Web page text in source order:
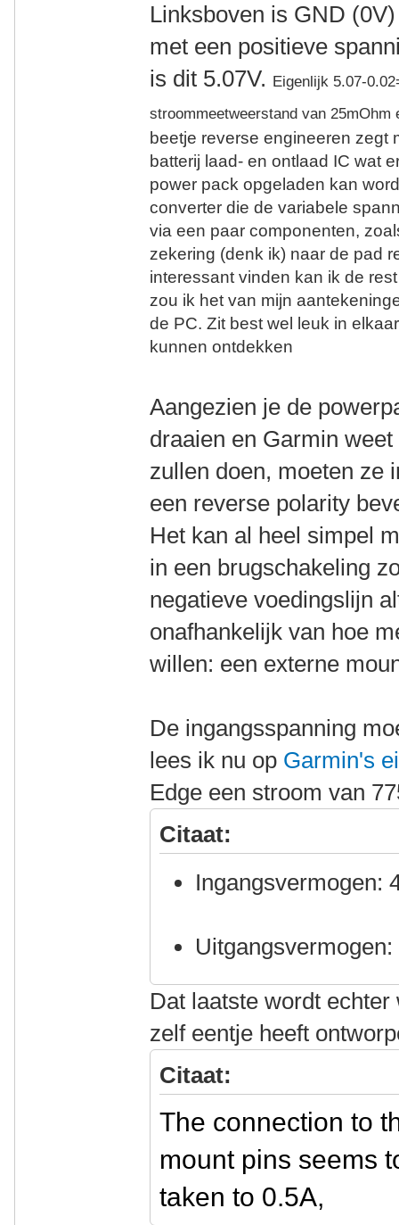
Linksboven is GND
met een positieve
is dit 5.07V.
Eigenlijk 5.07-
stroommeetweerstand van 25mOhm
beetje reverse engineeren zegt
batterij laad- en ontlaad IC wat
power pack opgeladen kan
converter die de variabele
via een paar componenten,
zekering (denk ik) naar de pad
interessant vinden kan ik de
zou ik het van mijn
de PC. Zit best wel leuk in
kunnen ontdekken
Aangezien je de
draaien en Garmin
zullen doen, moeten ze
een reverse polarity
Het kan al heel simpel
in een brugschakeling
negatieve voedingslijn
onafhankelijk van hoe
willen: een externe
De ingangsspanning
lees ik nu op Garmin's
Edge een stroom van
Citaat:
Ingangsvermogen:
Dat laatste wordt
zelf eentje heeft
Citaat:
The connection to
mount pins seems
taken to 0.5A,